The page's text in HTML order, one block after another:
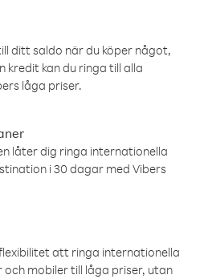
ditt saldo när du köper något,
kredit kan du ringa till alla
låga priser.
låter dig ringa internationella
i 30 dagar med Vibers
att ringa internationella
mobiler till låga priser, utan